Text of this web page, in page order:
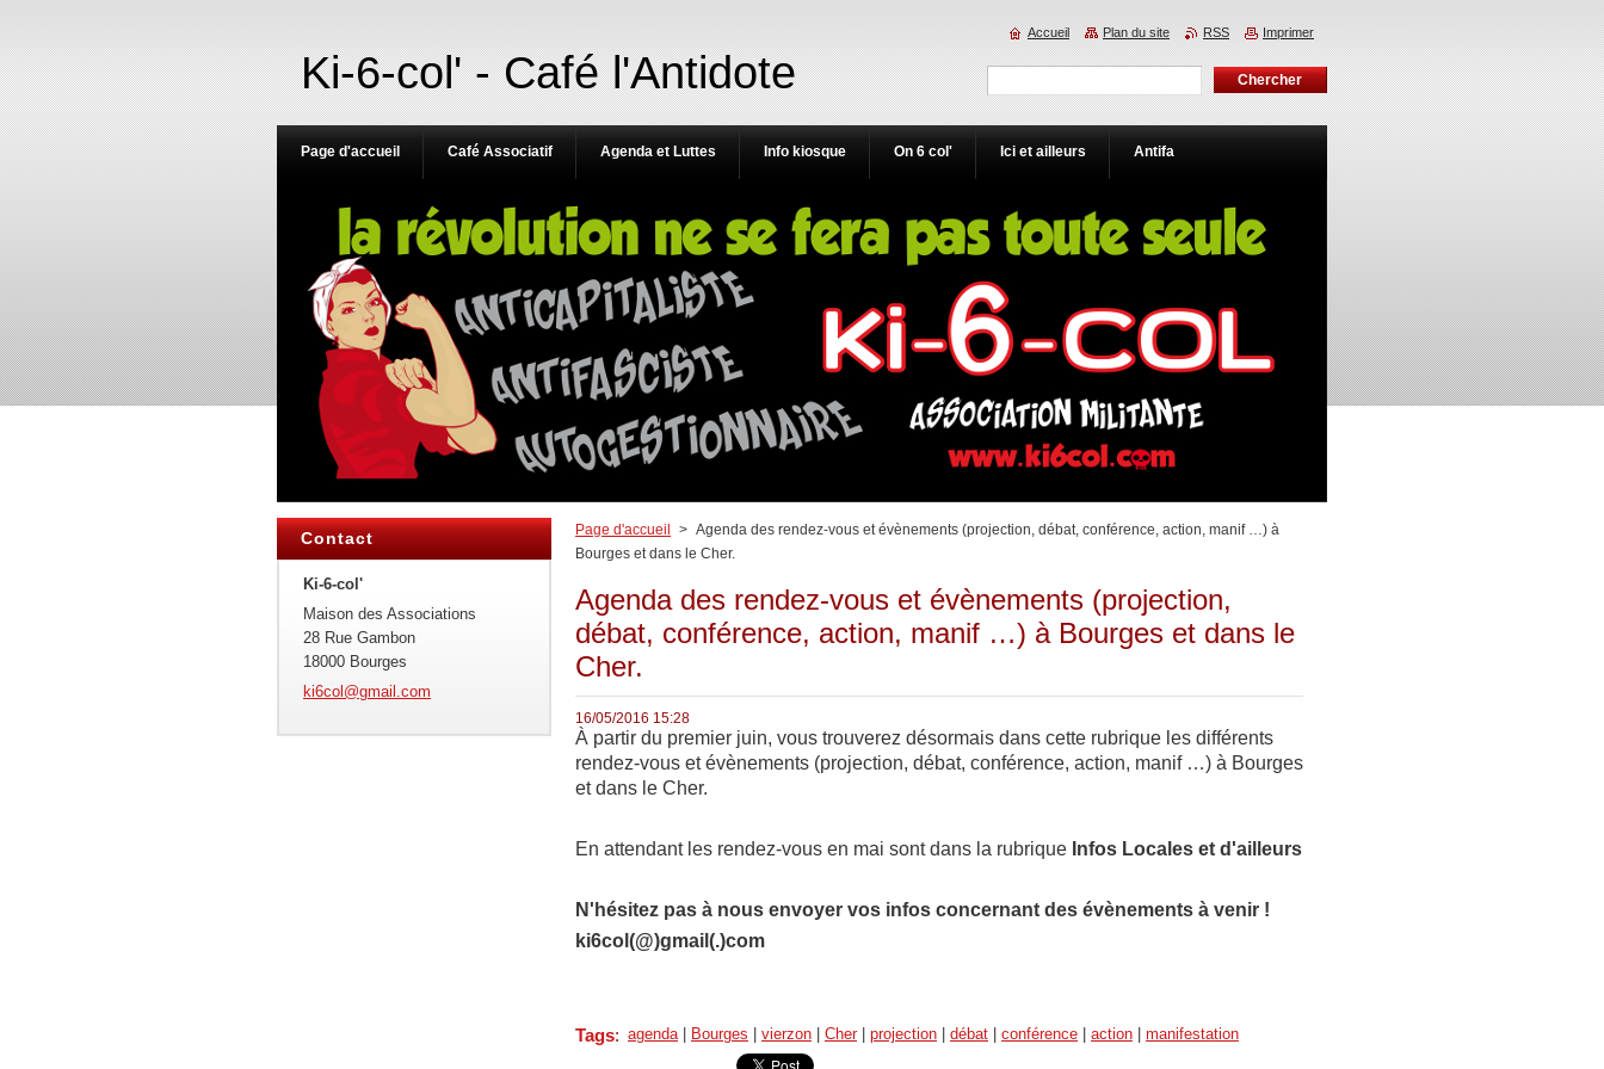
Ki-6-col' - Café l'Antidote
Page d'accueil > Agenda des rendez-vous et évènements (projection, débat, conférence, action, manif …) à
Bourges et dans le Cher.
Agenda des rendez-vous et évènements (projection,
débat, conférence, action, manif …) à Bourges et dans le
Cher.
16/05/2016 15:28
À partir du premier juin, vous trouverez désormais dans cette rubrique les différents
rendez-vous et évènements (projection, débat, conférence, action, manif …) à Bourges
et dans le Cher.
En attendant les rendez-vous en mai sont dans la rubrique Infos Locales et d'ailleurs
N'hésitez pas à nous envoyer vos infos concernant des évènements à venir !
ki6col(@)gmail(.)com
Tags: agenda Bourges vierzon Cher projection débat conférence action manifestation
Contact
Ki-6-col'
Maison des Associations
28 Rue Gambon
18000 Bourges
ki6col@gmail.com
Page d'accueil Café Associatif Agenda et Luttes Info kiosque On 6 col' Ici et ailleurs Antifa
Accueil Plan du site RSS Imprimer